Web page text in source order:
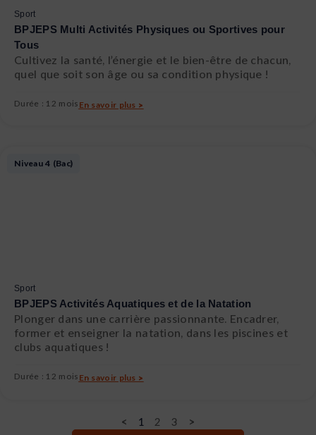
Sport
BPJEPS Multi Activités Physiques ou Sportives pour
Tous
Cultivez la santé, l’énergie et le bien-être de chacun,
quel que soit son âge ou sa condition physique !
Durée : 12 mois En savoir plus >
Niveau 4 (Bac)
Sport
BPJEPS Activités Aquatiques et de la Natation
Plonger dans une carrière passionnante. Encadrer,
former et enseigner la natation, dans les piscines et
clubs aquatiques !
Durée : 12 mois En savoir plus >
< 1 2 3
>